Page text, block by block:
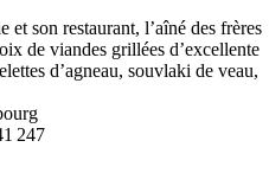
et son restaurant, l’aîné des frères
de viandes grillées d’excellente
d’agneau, souvlaki de veau,
247